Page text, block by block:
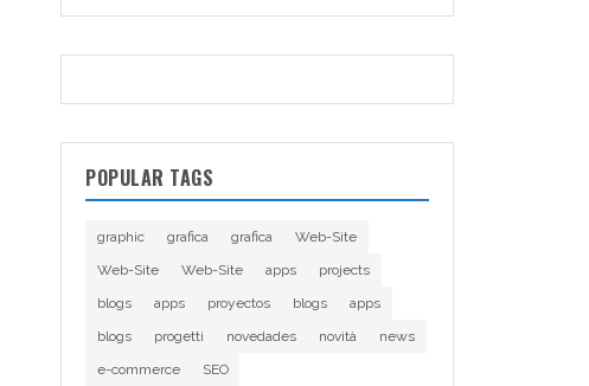
POPULAR TAGS
graphic grafica grafica
Web-Site
Web-Site
Web-Site apps
projects
blogs
apps proyectos blogs
apps
blogs
progetti novedades novità
news
e-commerce
SEO